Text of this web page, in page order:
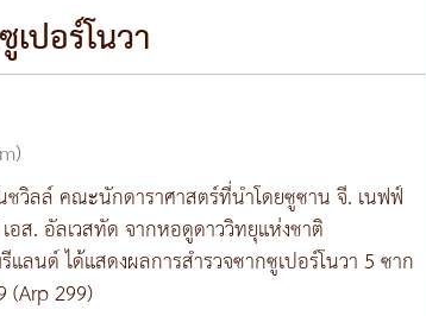
ปอร์โนวา
วิลล์ คณะนักดาราศาสตร์ที่นำโดยซูซาน จี. เนฟฟ์
ส. อัลเวสทัด จากหอดูดาววิทยุแห่งชาติ
ลนด์ ได้แสดงผลการสำรวจซากซูเปอร์โนวา 5 ซาก
(Arp 299)